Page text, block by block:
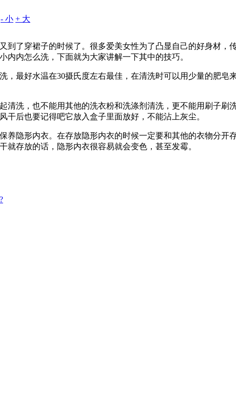
- 小 + 大
到了穿裙子的时候了。很多爱美女性为了凸显自己的好身材
内怎么洗，下面就为大家讲解一下其中的技巧。
，最好水温在30摄氏度左右最佳，在清洗时可以用少量的肥
清洗，也不能用其他的洗衣粉和洗涤剂清洗，更不能用刷子
后也要记得吧它放入盒子里面放好，不能沾上灰尘。
养隐形内衣。在存放隐形内衣的时候一定要和其他的衣物分
存放的话，隐形内衣很容易就会变色，甚至发霉。